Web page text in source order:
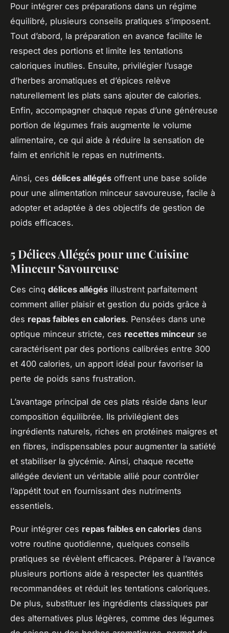
Pour intégrer ces préparations dans un régime
équilibré, plusieurs conseils pratiques s’imposent.
Tout d’abord, la préparation en avance facilite le
respect des portions et limite les tentations
caloriques inutiles. Ensuite, privilégier l’usage
d’herbes aromatiques et d’épices relève
naturellement les plats sans ajouter de calories.
Enfin, accompagner chaque repas d’une généreuse
portion de légumes frais augmente le volume
alimentaire, ce qui aide à réduire la sensation de
faim et enrichit le repas en nutriments.
Ainsi, ces délices allégés offrent une base solide
pour une alimentation minceur savoureuse, facile à
adopter et adaptée à des objectifs de gestion de
poids efficaces.
5 Délices Allégés pour une Cuisine
Minceur Savoureuse
Ces cinq délices allégés illustrent parfaitement
comment allier plaisir et gestion du poids grâce à
des repas faibles en calories. Pensées dans une
optique minceur stricte, ces recettes minceur se
caractérisent par des portions calibrées entre 300
et 400 calories, un apport idéal pour favoriser la
perte de poids sans frustration.
L’avantage principal de ces plats réside dans leur
composition équilibrée. Ils privilégient des
ingrédients naturels, riches en protéines maigres et
en fibres, indispensables pour augmenter la satiété
et stabiliser la glycémie. Ainsi, chaque recette
allégée devient un véritable allié pour contrôler
l’appétit tout en fournissant des nutriments
essentiels.
Pour intégrer ces repas faibles en calories dans
votre routine quotidienne, quelques conseils
pratiques se révèlent efficaces. Préparer à l’avance
plusieurs portions aide à respecter les quantités
recommandées et réduit les tentations caloriques.
De plus, substituer les ingrédients classiques par
des alternatives plus légères, comme des légumes